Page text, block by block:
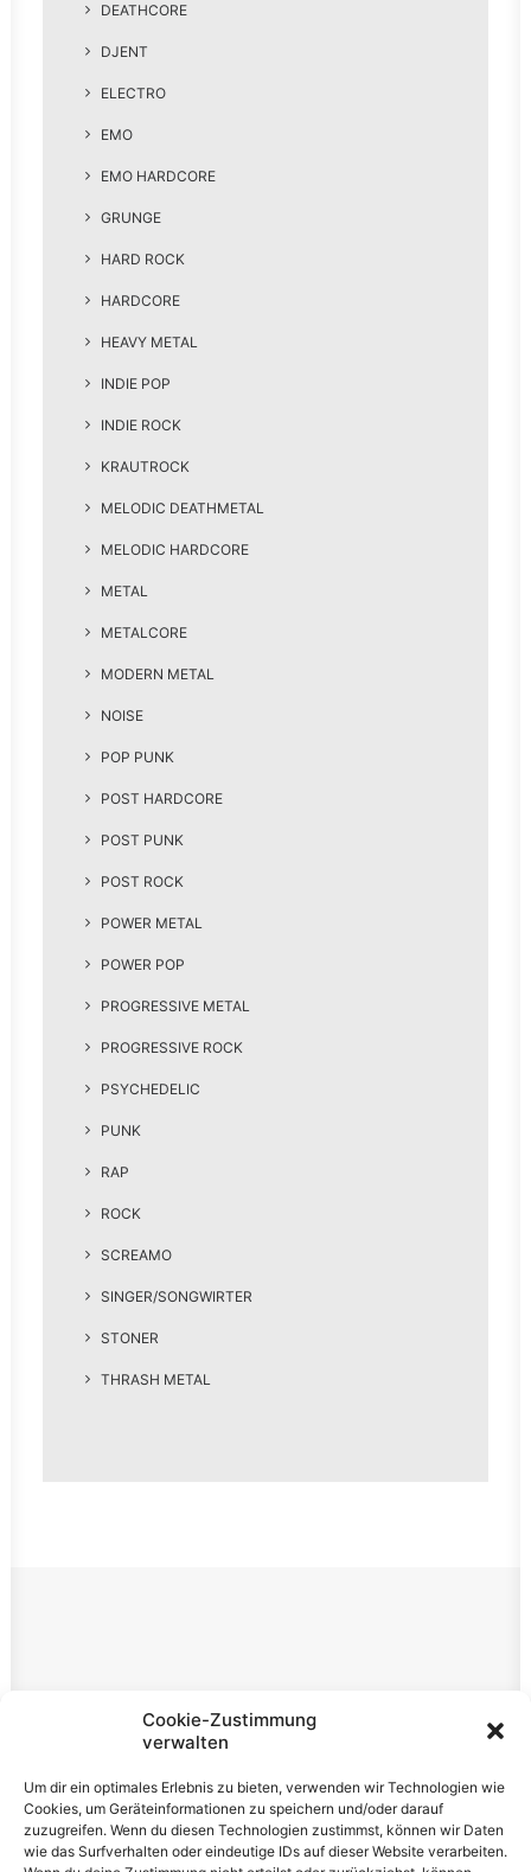
Cookie-Zustimmung
verwalten
Um dir ein optimales Erlebnis zu bieten, verwenden wir Technologien wie
Cookies, um Geräteinformationen zu speichern und/oder darauf
zuzugreifen. Wenn du diesen Technologien zustimmst, können wir Daten
wie das Surfverhalten oder eindeutige IDs auf dieser Website verarbeiten.
DEATHCORE
DJENT
ELECTRO
EMO
EMO HARDCORE
GRUNGE
HARD ROCK
HARDCORE
HEAVY METAL
INDIE POP
INDIE ROCK
KRAUTROCK
MELODIC DEATHMETAL
MELODIC HARDCORE
METAL
METALCORE
MODERN METAL
NOISE
POP PUNK
POST HARDCORE
POST PUNK
POST ROCK
POWER METAL
POWER POP
PROGRESSIVE METAL
PROGRESSIVE ROCK
PSYCHEDELIC
PUNK
RAP
ROCK
SCREAMO
SINGER/SONGWIRTER
STONER
THRASH METAL
Rechtliches
Datenschutzerklärung
Cookie-Richtlinie (EU)